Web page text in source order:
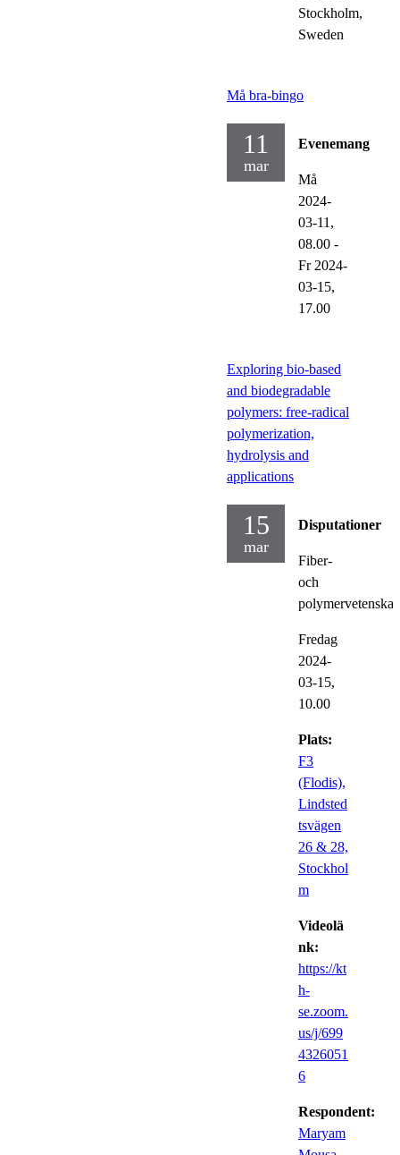
Stockholm,
Sweden
Må bra-bingo
11
mar
Evenemang
Må
2024-
03-11,
08.00 -
Fr 2024-
03-15,
17.00
Exploring bio-based
and biodegradable
polymers: free-radical
polymerization,
hydrolysis and
applications
15
mar
Disputationer
Fiber-
och
polymervetenskap
Fredag
2024-
03-15,
10.00
Plats:
F3
(Flodis),
Lindsted
tsvägen
26 & 28,
Stockhol
m
Videolä
nk:
https://kt
h-
se.zoom.
us/j/699
4326051
6
Respondent:
Maryam